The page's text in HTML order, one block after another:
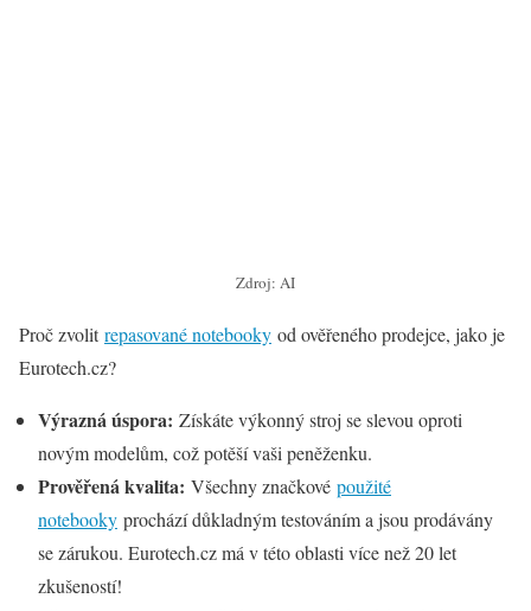
Zdroj: AI
Proč zvolitrepasované notebooky od ověřeného prodejce, jako je
Eurotech.cz?
Výrazná úspora: Získáte výkonný stroj se slevou oproti
novým modelům, což potěší vaši peněženku.
Prověřená kvalita: Všechny značkové použité
notebooky prochází důkladným testováním a jsou prodávány
se zárukou. Eurotech.cz má v této oblasti více než 20 let
zkušeností!